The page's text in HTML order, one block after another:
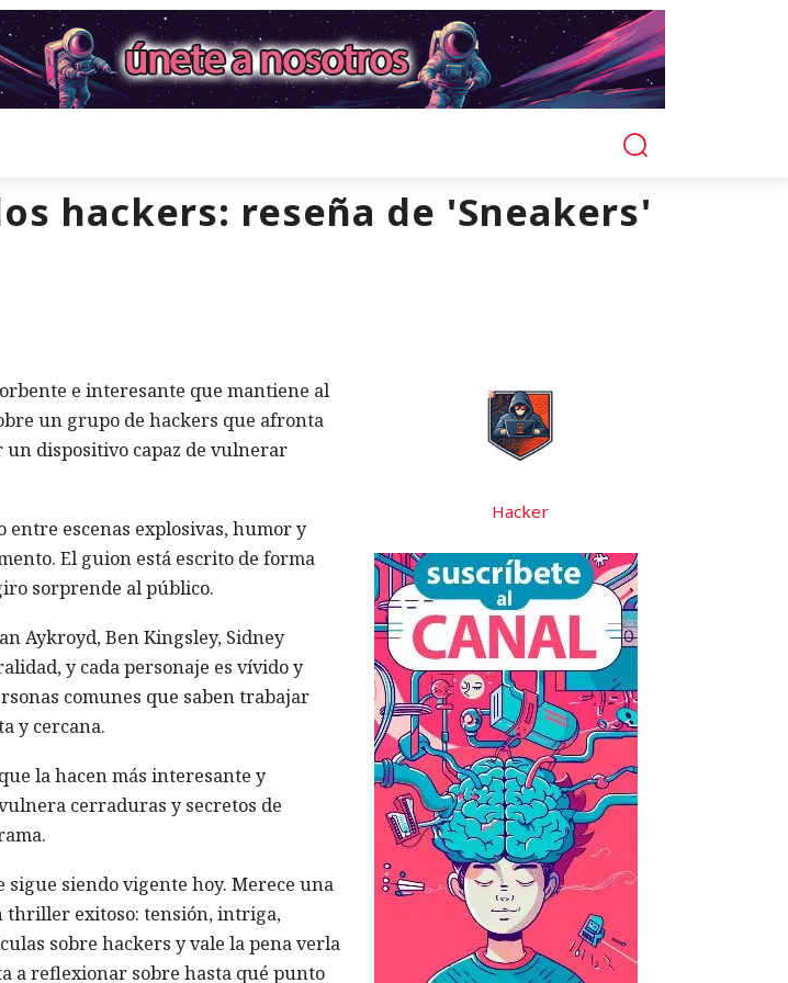
hackers: reseña de 'Sneakers'
e interesante que mantiene al
un grupo de hackers que afronta
dispositivo capaz de vulnerar
escenas explosivas, humor y
El guion está escrito de forma
sorprende al público.
Aykroyd, Ben Kingsley, Sidney
y cada personaje es vívido y
comunes que saben trabajar
y cercana.
la hacen más interesante y
cerraduras y secretos de
siendo vigente hoy. Merece una
thriller exitoso: tensión, intriga,
sobre hackers y vale la pena verla
a reflexionar sobre hasta qué punto
Hacker